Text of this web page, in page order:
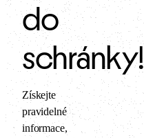
do
schránky!
Získejte
pravidelné
informace,